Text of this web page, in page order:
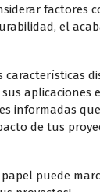
factores
el
características
aplicaciones
informadas
de tus
papel puede